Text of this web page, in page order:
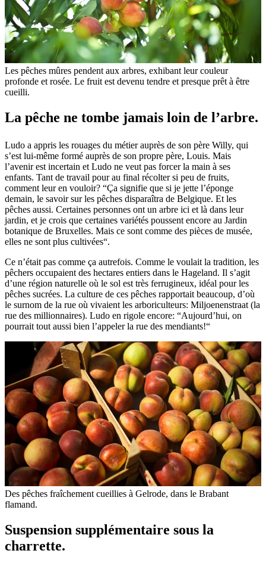
Les pêches mûres pendent aux arbres, exhibant leur couleur
profonde et rosée. Le fruit est devenu tendre et presque prêt à être
cueilli.
La pêche ne tombe jamais loin de l’arbre.
Ludo a appris les rouages du métier auprès de son père Willy, qui
s’est lui-même formé auprès de son propre père, Louis. Mais
l’avenir est incertain et Ludo ne veut pas forcer la main à ses
enfants. Tant de travail pour au final récolter si peu de fruits,
comment leur en vouloir? “Ça signifie que si je jette l’éponge
demain, le savoir sur les pêches disparaîtra de Belgique. Et les
pêches aussi. Certaines personnes ont un arbre ici et là dans leur
jardin, et je crois que certaines variétés poussent encore au Jardin
botanique de Bruxelles. Mais ce sont comme des pièces de musée,
elles ne sont plus cultivées“.
Ce n’était pas comme ça autrefois. Comme le voulait la tradition, les
pêchers occupaient des hectares entiers dans le Hageland. Il s’agit
d’une région naturelle où le sol est très ferrugineux, idéal pour les
pêches sucrées. La culture de ces pêches rapportait beaucoup, d’où
le surnom de la rue où vivaient les arboriculteurs: Miljoenenstraat (la
rue des millionnaires). Ludo en rigole encore: “Aujourd’hui, on
pourrait tout aussi bien l’appeler la rue des mendiants!“
Des pêches fraîchement cueillies à Gelrode, dans le Brabant
flamand.
Suspension supplémentaire sous la
charrette.